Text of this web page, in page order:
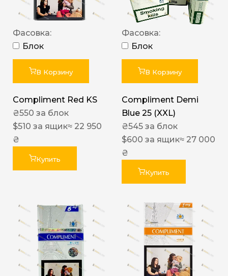
Фасовка:
Блок
В Корзину
Compliment Red KS
₴550 за блок
$510 за ящик≈ 22 950
₴
Купить
Фасовка:
Блок
В Корзину
Compliment Demi
Blue 25 (XXL)
₴545 за блок
$600 за ящик≈ 27 000
₴
Купить